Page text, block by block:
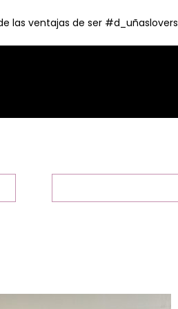
las ventajas de ser #d_uñaslovers